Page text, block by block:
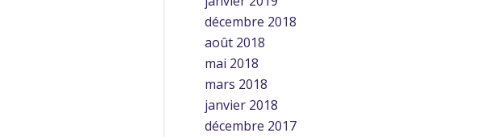
décembre 2018
août 2018
mai 2018
mars 2018
janvier 2018
décembre 2017